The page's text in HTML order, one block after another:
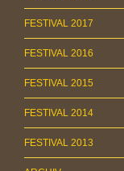
FESTIVAL 2017
FESTIVAL 2016
FESTIVAL 2015
FESTIVAL 2014
FESTIVAL 2013